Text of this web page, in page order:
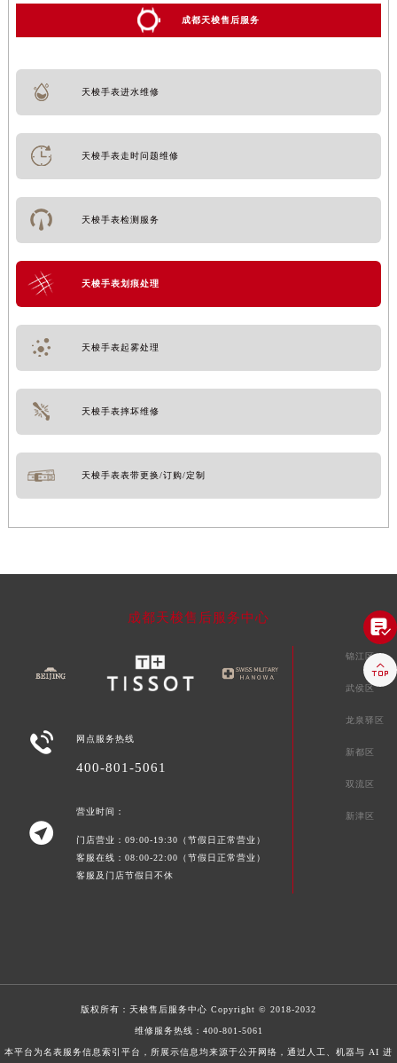
成都天梭售后服务
天梭手表进水维修
天梭手表走时问题维修
天梭手表检测服务
天梭手表划痕处理
天梭手表起雾处理
天梭手表摔坏维修
天梭手表表带更换/订购/定制
成都天梭售后服务中心
 网点服务热线
400-801-5061

营业时间：
门店营业：09:00-19:30（节假日正常营业）
客服在线：08:00-22:00（节假日正常营业）
客服及门店节假日不休
锦江区
武侯区
龙泉驿区
新都区
双流区
新津区
版权所有： 天梭售后服务中心 Copyright © 2018-2032
维修服务热线： 400-801-5061
本平台为名表服务信息索引平台，所展示信息均来源于公开网络，通过人工、机器与 AI 进

